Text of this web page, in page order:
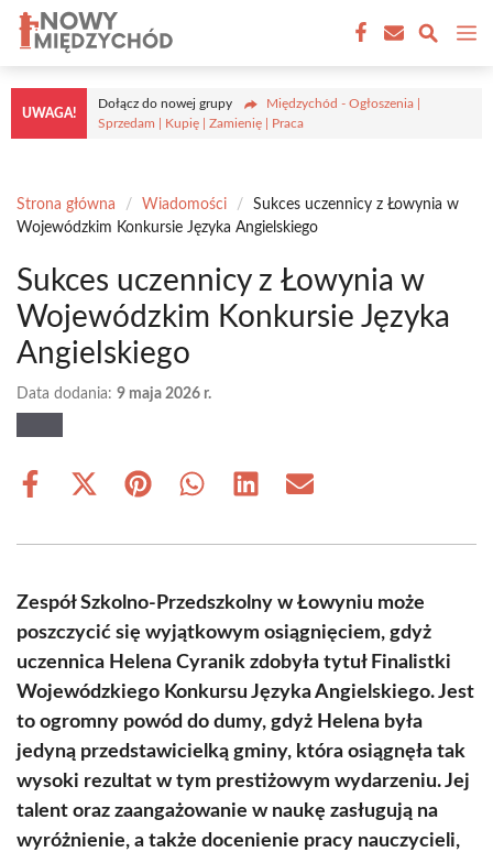
Przejdź
treści
UWAGA!
Dołącz do nowej grupy
Międzychód - Ogłoszenia |
Sprzedam | Kupię | Zamienię | Praca
Strona główna / Wiadomości /
Sukces uczennicy z Łowynia w
Wojewódzkim Konkursie Języka Angielskiego
Sukces uczennicy z Łowynia w
Wojewódzkim Konkursie Języka
Angielskiego
Data dodania: 9 maja 2026 r.
Share
Share
(Twitter)
Share Share Share Share
Zespół Szkolno-Przedszkolny w Łowyniu może
poszczycić się wyjątkowym osiągnięciem, gdyż
uczennica Helena Cyranik zdobyła tytuł Finalistki
Wojewódzkiego Konkursu Języka Angielskiego. Jest
to ogromny powód do dumy, gdyż Helena była
jedyną przedstawicielką gminy, która osiągnęła tak
wysoki rezultat w tym prestiżowym wydarzeniu. Jej
talent oraz zaangażowanie w naukę zasługują na
wyróżnienie, a także docenienie pracy nauczycieli,